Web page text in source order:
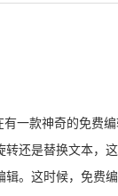
一款神奇的免费
还是替换文本，
。这时候，免费